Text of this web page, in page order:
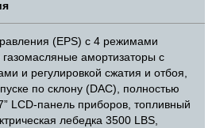
(EPS) с 4 режимами
амортизаторы с
и регулировкой сжатия и отбоя,
по склону (DAC), полностью
LCD-панель приборов, топливный
лебедка 3500 LBS,